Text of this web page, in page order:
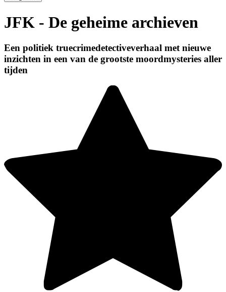
JFK - De geheime archieven
Een politiek truecrimedetectiveverhaal met nieuwe
inzichten in een van de grootste moordmysteries aller
tijden